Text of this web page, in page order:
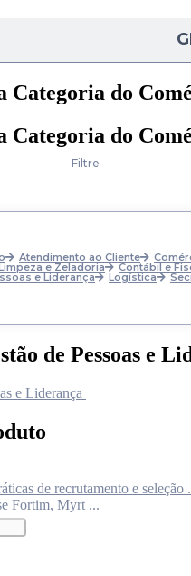
Categoria do
Categoria do
Filtre
Atendimento ao Cliente
e Zeladoria Contábil e
e Liderança Logística
de Pessoas e
e Liderança
de recrutamento e seleção
Fortim, Myrt ...